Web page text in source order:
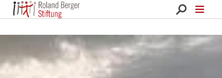
Roland Berger Stiftung